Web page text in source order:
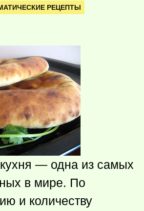
РЕЦЕПТЫ
— одна из самых
в мире. По
и количеству